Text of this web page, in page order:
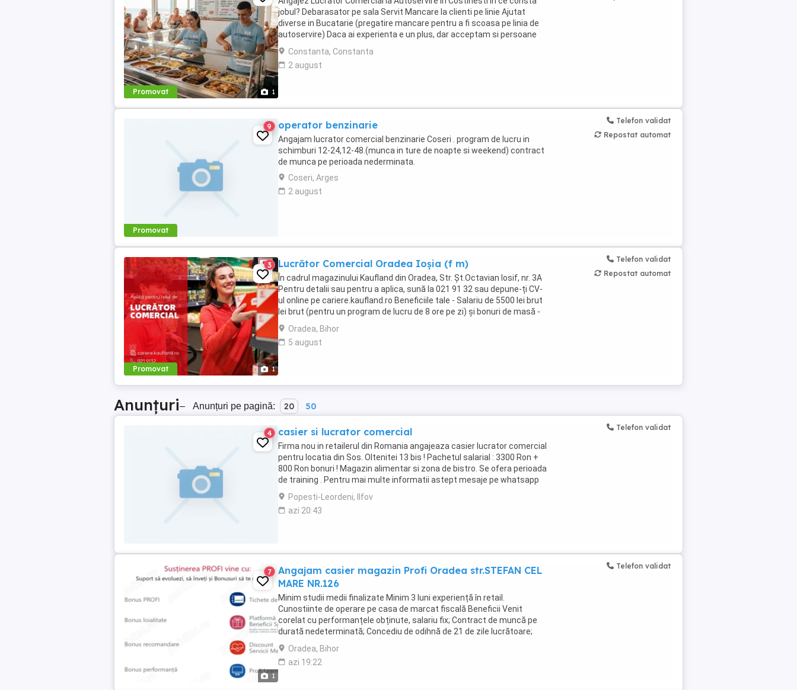
Promovat 1
jobul? Debarasator pe sala Servit Mancare la clienti pe linie Ajutat
diverse in Bucatarie (pregatire mancare pentru a fi scoasa pe linia de
autoservire) Daca ai experienta e un plus, dar acceptam si persoane
fara experienta ...
Constanta, Constanta
2 august
Promovat
9 operator benzinarie
Angajam lucrator comercial benzinarie Coseri . program de lucru in
schimburi 12-24,12-48.(munca in ture de noapte si weekend) contract
de munca pe perioada nederminata.
Coseri, Arges
2 august
Telefon validat
Repostat automat
Promovat 1
3 Lucrător Comercial Oradea Ioșia (f m)
În cadrul magazinului Kaufland din Oradea, Str. Şt.Octavian Iosif, nr. 3A
Pentru detalii sau pentru a aplica, sună la 021 91 32 sau depune-ți CV-
ul online pe cariere.kaufland.ro Beneficiile tale - Salariu de 5500 lei brut
lei brut (pentru un program de lucru de 8 ore pe zi) și bonuri de masă -
Contract ...
Oradea, Bihor
5 august
Telefon validat
Repostat automat
Anunțuri– Anunțuri pe pagină: 20 50
4 casier si lucrator comercial
Firma nou in retailerul din Romania angajeaza casier lucrator comercial
pentru locatia din Sos. Oltenitei 13 bis ! Pachetul salarial : 3300 Ron +
800 Ron bonuri ! Magazin alimentar si zona de bistro. Se ofera perioada
de training . Pentru mai multe informatii astept mesaje pe whatsapp
!mulțumesc ...
Popesti-Leordeni, Ilfov
azi 20:43
Telefon validat
1
7
Angajam casier magazin Profi Oradea str.STEFAN CEL
MARE NR.126
Minim studii medii finalizate Minim 3 luni experiență în retail.
Cunostiinte de operare pe casa de marcat fiscală Beneficii Venit
corelat cu performanțele obținute, salariu fix; Contract de muncă pe
durată nedeterminată; Concediu de odihnă de 21 de zile lucrătoare;
Formare profesională ...
Oradea, Bihor
azi 19:22
Telefon validat